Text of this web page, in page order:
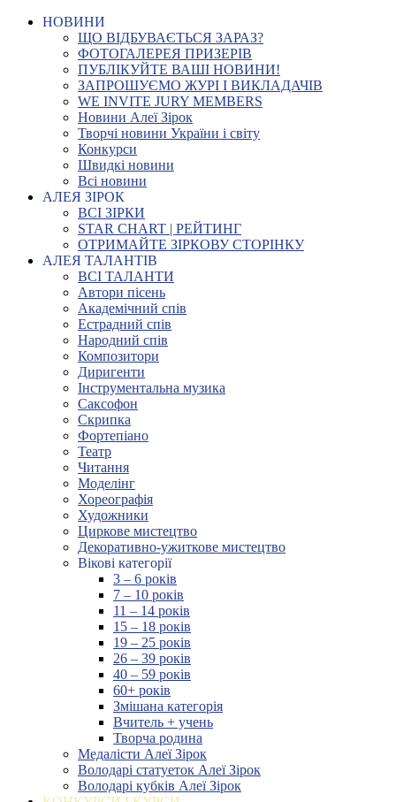
НОВИНИ
ЩО ВІДБУВАЄТЬСЯ ЗАРАЗ?
ФОТОГАЛЕРЕЯ ПРИЗЕРІВ
ПУБЛІКУЙТЕ ВАШІ НОВИНИ!
ЗАПРОШУЄМО ЖУРІ І ВИКЛАДАЧІВ
WE INVITE JURY MEMBERS
Новини Алеї Зірок
Творчі новини України і світу
Конкурси
Швидкі новини
Всі новини
АЛЕЯ ЗІРОК
ВСІ ЗІРКИ
STAR CHART | РЕЙТИНГ
ОТРИМАЙТЕ ЗІРКОВУ СТОРІНКУ
АЛЕЯ ТАЛАНТІВ
ВСІ ТАЛАНТИ
Автори пісень
Академічний спів
Естрадний спів
Народний спів
Композитори
Диригенти
Інструментальна музика
Саксофон
Скрипка
Фортепіано
Театр
Читання
Моделінг
Хореографія
Художники
Циркове мистецтво
Декоративно-ужиткове мистецтво
Вікові категорії
3 – 6 років
7 – 10 років
11 – 14 років
15 – 18 років
19 – 25 років
26 – 39 років
40 – 59 років
60+ років
Змішана категорія
Вчитель + учень
Творча родина
Медалісти Алеї Зірок
Володарі статуеток Алеї Зірок
Володарі кубків Алеї Зірок